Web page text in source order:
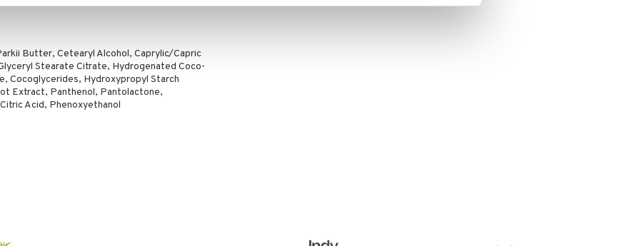
Butter, Cetearyl Alcohol, Caprylic/Capric
Stearate Citrate, Hydrogenated Coco-
Cocoglycerides, Hydroxypropyl Starch
Extract, Panthenol, Pantolactone,
Acid, Phenoxyethanol